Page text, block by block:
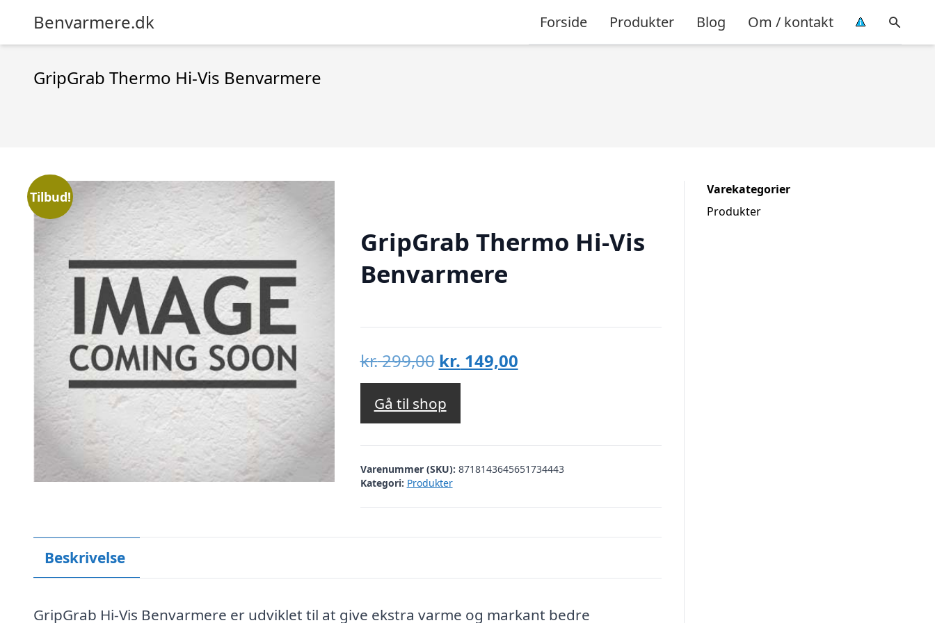
Benvarmere.dk Forside Produkter Blog Om / kontakt
GripGrab Thermo Hi-Vis Benvarmere
Tilbud!
GripGrab Thermo Hi-Vis
Benvarmere
kr.299,00 Den
oprindelige
pris
var:
kr. 299,00.
kr. 149,00Den
kr. 149,00.
Gå til shop
Varenummer (SKU): 8718143645651734443
Kategori: Produkter
Beskrivelse
GripGrab Hi-Vis Benvarmere er udviklet til at give ekstra varme og markant bedre
Varekategorier
Produkter